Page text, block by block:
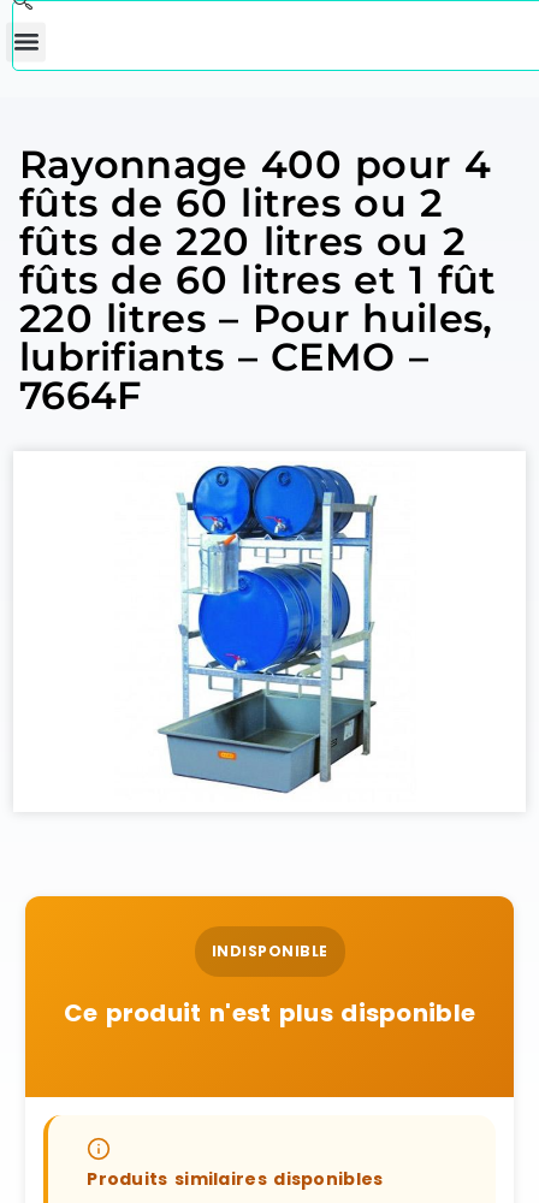
Rayonnage 400 pour 4
fûts de 60 litres ou 2
fûts de 220 litres ou 2
fûts de 60 litres et 1 fût
220 litres – Pour huiles,
lubrifiants – CEMO –
7664F
INDISPONIBLE
Ce produit n'est plus disponible
Produits similaires disponibles